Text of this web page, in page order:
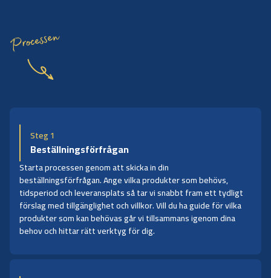
Processen
Steg 1
Beställningsförfrågan
Starta processen genom att skicka in din
beställningsförfrågan. Ange vilka produkter som behövs,
tidsperiod och leveransplats så tar vi snabbt fram ett tydligt
förslag med tillgänglighet och villkor. Vill du ha guide för vilka
produkter som kan behövas går vi tillsammans igenom dina
behov och hittar rätt verktyg för dig.